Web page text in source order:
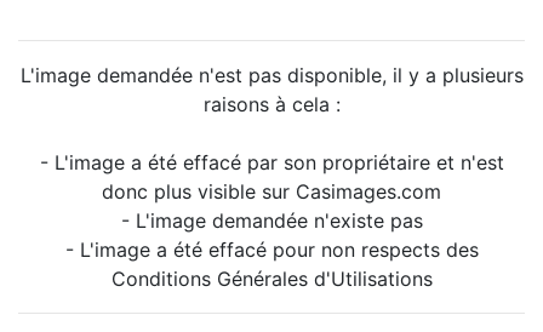
L'image demandée n'est pas disponible, il y a plusieurs
raisons à cela :
- L'image a été effacé par son propriétaire et n'est
donc plus visible sur Casimages.com
- L'image demandée n'existe pas
- L'image a été effacé pour non respects des
Conditions Générales d'Utilisations